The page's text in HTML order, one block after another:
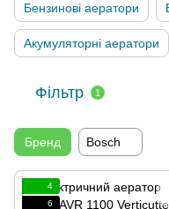
Бензинові аератори
Акумуляторні аератори
Фільтр 1
Бренд Bosch
4
6